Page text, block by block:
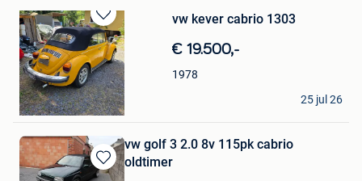
Bewaren
in
Mijn
Favorieten
vw kever cabrio 1303
€ 19.500,-
1978
Danny Briers
Kuringen
25 jul 26
Bewaren
vw golf 3 2.0 8v 115pk cabrio
oldtimer